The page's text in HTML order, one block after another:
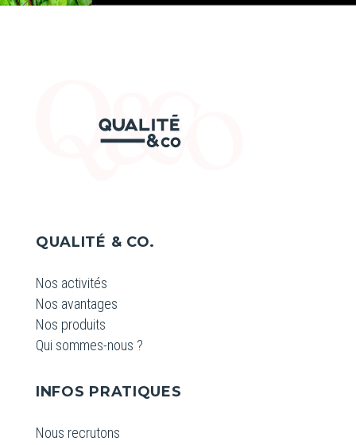
QUALITÉ & CO.
Nos activités
Nos avantages
Nos produits
Qui sommes-nous ?
INFOS PRATIQUES
Nous recrutons